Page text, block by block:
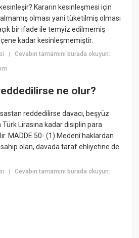
Kararın kesinleşmesi için
olması yani tüketilmiş olması
bir ifade ile temyiz edilmemiş
kadar kesinleşmemiştir.
|Cevabın tamamını burada okuyun:
ne olur?
reddedilirse davacı, beşyüz
Lirasına kadar disiplin para
MADDE 50- (1) Medenî haklardan
olan, davada taraf ehliyetine de
|Cevabın tamamını burada okuyun: